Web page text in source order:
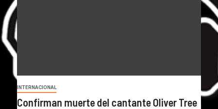
INTERNACIONAL
Confirman muerte del cantante Oliver Tree